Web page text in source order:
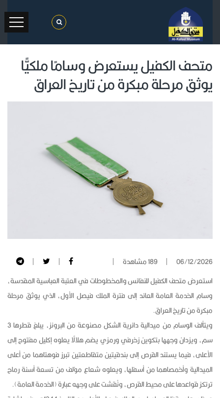
متحف الكفيل يستعرض وسامًا ملكيًّا
يوثق مرحلة مبكرة من تاريخ العراق
06/12/2026
189 مشاهدة
استعرض متحف الكفيل للنفائس والمخطوطات في العتبة العباسية المقدسة،
وسام الخدمة العامة العائد إلى فترة الملك فيصل الأول، الذي يوثق مرحلة
مبكرة من تاريخ العراق.
ويتألف الوسام من ميدالية دائرية الشكل مصنوعة من البرونز، يبلغ قطرها 3
سم، ويزدان وجهها بتكوين زخرفي ورمزي يضم هلالًا يعلوه إكليل مفتوح إلى
الأعلى، فيما يستند القرص إلى بندقيتين متقاطعتين تبرز فوهتاهما من أعلى
الميدالية وأخمصاهما من أسفلها، ويعلوه شعاع مؤلف من تسعة أسنة رماح
ترتكز قواعدها على محيط القرص، ونُقشت على وجهه عبارة (الخدمة العامة).